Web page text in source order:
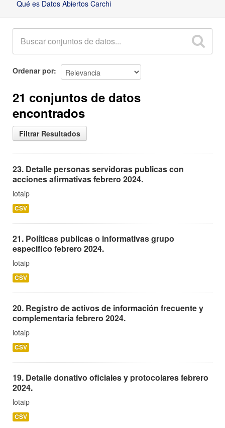
Qué es Datos Abiertos Carchi
Ordenar por
21 conjuntos de datos
encontrados
Filtrar Resultados
23. Detalle personas servidoras publicas con
acciones afirmativas febrero 2024.
lotaip
CSV
21. Políticas publicas o informativas grupo
especifico febrero 2024.
lotaip
CSV
20. Registro de activos de información frecuente y
complementaria febrero 2024.
lotaip
CSV
19. Detalle donativo oficiales y protocolares febrero
2024.
lotaip
CSV